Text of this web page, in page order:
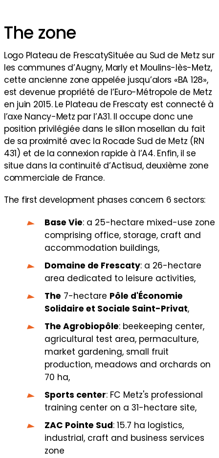
The zone
Logo Plateau de FrescatySituée au Sud de Metz sur
les communes d’Augny, Marly et Moulins-lès-Metz,
cette ancienne zone appelée jusqu’alors «BA 128»,
est devenue propriété de l’Euro-Métropole de Metz
en juin 2015. Le Plateau de Frescaty est connecté à
l’axe Nancy-Metz par l’A31. Il occupe donc une
position privilégiée dans le sillon mosellan du fait
de sa proximité avec la Rocade Sud de Metz (RN
431) et de la connexion rapide à l’A4. Enfin, il se
situe dans la continuité d’Actisud, deuxième zone
commerciale de France.
The first development phases concern 6 sectors:
Base Vie: a 25-hectare mixed-use zone
comprising office, storage, craft and
accommodation buildings,
Domaine de Frescaty: a 26-hectare
area dedicated to leisure activities,
The 7-hectare Pôle d'Économie
Solidaire et Sociale Saint-Privat,
The Agrobiopôle: beekeeping center,
agricultural test area, permaculture,
market gardening, small fruit
production, meadows and orchards on
70 ha,
Sports center: FC Metz's professional
training center on a 31-hectare site,
ZAC Pointe Sud: 15.7 ha logistics,
industrial, craft and business services
zone